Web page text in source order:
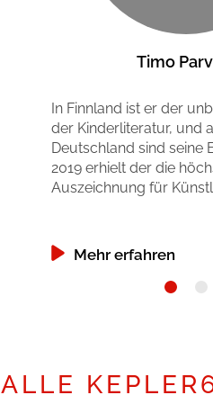
Timo
In Finnland ist er der
der Kinderliteratur, und
Deutschland sind seine
2019 erhielt der die
Auszeichnung für
Mehr erfahren
ALLE